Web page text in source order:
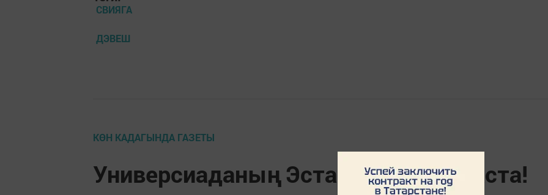
СВИЯГА
ДЭВЕШ
КӨН КАДАГЫНДА ГАЗЕТЫ
Универсиаданың Эстафета уты Апаста!